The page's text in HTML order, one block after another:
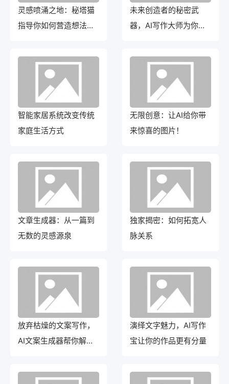
灵感喷涌之地：秘塔猫
指导你如何营造想法的
未来创造者的秘密武
器，AI写作大师为你揭
智能家居系统改变传统
家庭生活方式
无限创意：让AI给你带
来惊喜的图片！
文章生成器：从一篇到
无数的灵感源泉
独家揭密：如何拓宽人
脉关系
放弃枯燥的文案写作，
AI文案生成器帮你解放
演绎文字魅力，AI写作
宝让你的作品更有分量